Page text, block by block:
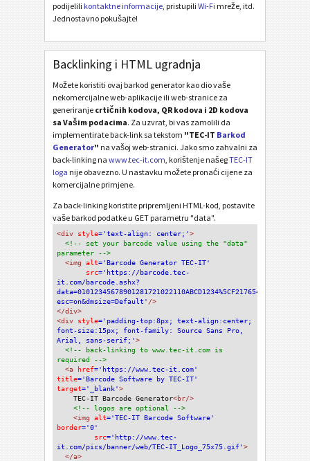
podijelili kontaktne informacije , pristupili Wi-Fi mreže, itd.
Jednostavno pokušajte!
Backlinking i HTML ugradnja
Možete koristiti ovaj barkod generator kao dio vaše
nekomercijalne web-aplikacije ili web-stranice za
generiranje crtičnih kodova, QR kodova i 2D kodova
sa Vašim podacima. Za uzvrat, bi vas zamolili da
implementirate back-link sa tekstom "TEC-IT Barkod
Generator" na vašoj web-stranici. Jako smo zahvalni za
back-linking na www.tec-it.com , korištenje našegTEC-IT
loga nije obavezno. U nastavku možete pronaći cijene za
komercijalne primjene.
Za back-linking koristite pripremljeni HTML-kod, postavite
vaše barkod podatke u GET parametru "data".
<div style='text-align: center;'>
<!-- set your barcode value using the "data"
parameter -->
<img alt='Barcode Generator TEC-IT'
src='https://barcode.tec-
it.com/barcode.ashx?
esc=on&dmsize=Default' />
</div>
<div style='padding-top:8px; text-align:center;
font-size:15px; font-family: Source Sans Pro,
Arial, sans-serif;'>
<!-- back-linking to www.tec-it.com is
required -->
<a href='https://www.tec-it.com'
title='Barcode Software by TEC-IT'
target='_blank'>
TEC-IT Barcode Generator<br/>
<!-- logos are optional -->
<img alt='TEC-IT Barcode Software'
border='0'
src='http://www.tec-
it.com/pics/banner/web/TEC-IT_Logo_75x75.gif'>
</a>